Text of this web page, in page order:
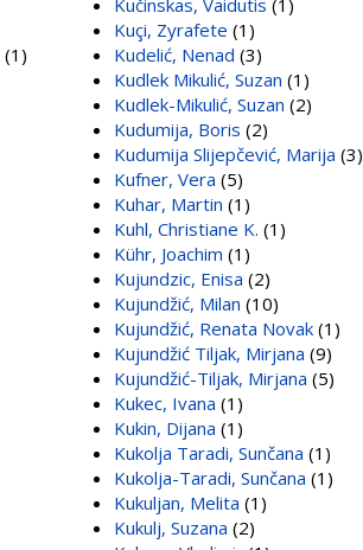
(1)
Kučinskas, Vaidutis (1)
Kuçi, Zyrafete (1)
Kudelić, Nenad (3)
Kudlek Mikulić, Suzan (1)
Kudlek-Mikulić, Suzan (2)
Kudumija, Boris (2)
Kudumija Slijepčević, Marija (3)
Kufner, Vera (5)
Kuhar, Martin (1)
Kuhl, Christiane K. (1)
Kühr, Joachim (1)
Kujundzic, Enisa (2)
Kujundžić, Milan (10)
Kujundžić, Renata Novak (1)
Kujundžić Tiljak, Mirjana (9)
Kujundžić-Tiljak, Mirjana (5)
Kukec, Ivana (1)
Kukin, Dijana (1)
Kukolja Taradi, Sunčana (1)
Kukolja-Taradi, Sunčana (1)
Kukuljan, Melita (1)
Kukulj, Suzana (2)